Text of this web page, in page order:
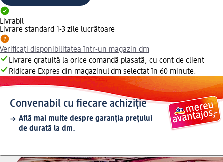
Livrabil
Livrare standard 1-3 zile lucrătoare
Verificați disponibilitatea într-un magazin dm
Livrare gratuită la orice comandă plasată, cu cont de client
Ridicare Expres din magazinul dm selectat în 60 minute.
Convenabil cu fiecare achiziție
Află mai multe despre garanția prețului
de durată la dm.